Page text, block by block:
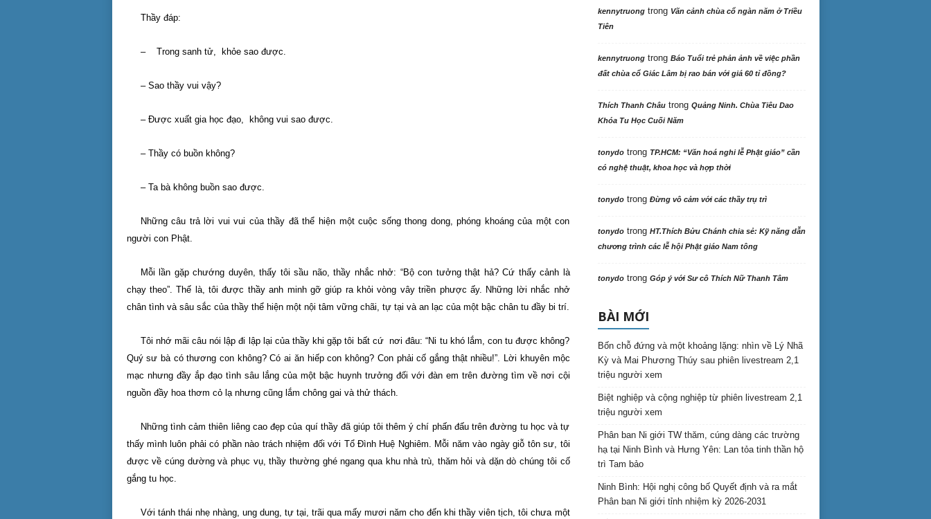
Thầy đáp:
– Trong sanh tử, khỏe sao được.
– Sao thầy vui vậy?
– Ðược xuất gia học đạo, không vui sao được.
– Thầy có buồn không?
– Ta bà không buồn sao được.
Những câu trả lời vui vui của thầy đã thể hiện một cuộc sống thong dong, phóng khoáng của một con
người con Phật.
Mỗi lần gặp chướng duyên, thấy tôi sầu não, thầy nhắc nhở: “Bộ con tưởng thật hả? Cứ thấy cảnh là
chạy theo”. Thế là, tôi được thầy anh minh gỡ giúp ra khỏi vòng vây triền phược ấy. Những lời nhắc nhở
chân tình và sâu sắc của thầy thể hiện một nội tâm vững chãi, tự tại và an lạc của một bậc chân tu đầy bi trí.
Tôi nhớ mãi câu nói lập đi lập lại của thầy khi gặp tôi bất cứ nơi đâu: “Ni tu khó lắm, con tu được không?
Quý sư bà có thương con không? Có ai ăn hiếp con không? Con phải cố gắng thật nhiều!”. Lời khuyên mộc
mạc nhưng đầy ắp đạo tình sâu lắng của một bậc huynh trưởng đối với đàn em trên đường tìm về nơi cội
nguồn đầy hoa thơm cỏ lạ nhưng cũng lắm chông gai và thử thách.
Những tình cảm thiên liêng cao đẹp của quí thầy đã giúp tôi thêm ý chí phấn đấu trên đường tu học và tự
thấy mình luôn phải có phần nào trách nhiệm đối với Tổ Ðình Huệ Nghiêm. Mỗi năm vào ngày giỗ tôn sư, tôi
được về cúng dường và phục vụ, thầy thường ghé ngang qua khu nhà trù, thăm hỏi và dặn dò chúng tôi cố
gắng tu học.
Với tánh thái nhẹ nhàng, ung dung, tự tại, trãi qua mấy mươi năm cho đến khi thầy viên tịch, tôi chưa một
kennytruongtrong Vãn cảnh chùa cổ ngàn năm ở Triều
Tiên
kennytruongtrong Báo Tuổi trẻ phản ảnh về việc phần
đất chùa cổ Giác Lâm bị rao bán với giá 60 tỉ đồng?
Thích Thanh Châutrong Quảng Ninh. Chùa Tiêu Dao
Khóa Tu Học Cuối Năm
tonydotrong TP.HCM: “Văn hoá nghi lễ Phật giáo” cần
có nghệ thuật, khoa học và hợp thời
tonydotrong Đừng vô cảm với các thầy trụ trì
tonydotrong HT.Thích Bửu Chánh chia sẻ: Kỹ năng dẫn
chương trình các lễ hội Phật giáo Nam tông
tonydotrong Góp ý với Sư cô Thích Nữ Thanh Tâm
BÀI MỚI
Bốn chỗ đứng và một khoảng lặng: nhìn về Lý Nhã
Kỳ và Mai Phương Thúy sau phiên livestream 2,1
triệu người xem
Biệt nghiệp và cộng nghiệp từ phiên livestream 2,1
triệu người xem
Phân ban Ni giới TW thăm, cúng dàng các trường
hạ tại Ninh Bình và Hưng Yên: Lan tỏa tinh thần hộ
trì Tam bảo
Ninh Bình: Hội nghị công bố Quyết định và ra mắt
Phân ban Ni giới tỉnh nhiệm kỳ 2026-2031